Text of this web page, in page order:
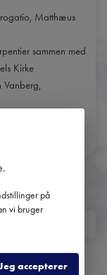
Matthæus
sammen med
Kirke
koncerter
.
på
vi bruger
accepterer